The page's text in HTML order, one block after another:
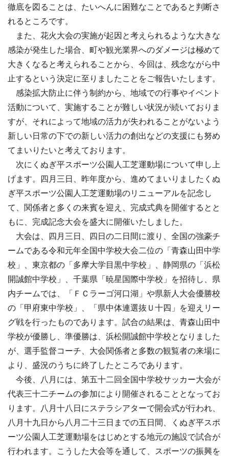
徹底を図ることは、たいへんに困難なことであると判断さ
れるところです。
また、花火大会の実施が起因と考えられるような大きな
感染が発生した場合、町や観光業界へのダメージは極めて
大きくなると考えられることから、今回は、残念ながら中
止するという決定に至りましたことをご報告いたします。
感染拡大防止に伴う制約から、地域での行事やイベント
活動について、実施することが難しい状況が続いておりま
すが、それによって地域の活力が失われることがないよう
新しい日常の下での新しい活力の創出などの支援にも努め
てまいりたいと考えております。
次にくぬぎ平スポーツ公園人工芝運動場について申し上
げます。四月三日、昨年度から、進めてまいりましたくぬ
ぎ平スポーツ公園人工芝運動場のリニューアルを記念し
て、関係者と多くの来賓を迎え、完成式典を開催するとと
もに、完成記念大会を盛大に開催いたしました。
大会は、四月三日、四日の二日間に渡り、全国の強豪チ
ームである令和元年全国中学校大会二位の「青森山田中学
校」、東京都の「多摩大学目黒中学校」、静岡県の「浜松
開誠館中学校」、千葉県「暁星国際中学校」を招待し、県
内チームでは、「ＦＣラーゴ河口湖」や県新人大会優勝校
の「甲府東中学校」、「県中体連選抜Ｕ十四」を迎えリー
グ戦を行ったものであります。試合の結果は、青森山田中
学校が優勝し、準優勝は、浜松開誠館中学校となりました
が、選手監督コーチ、大会関係者と多数の観覧者の来場に
より、盛況のうちに終了したところであります。
今後、八月には、第五十二回全国中学校サッカー大会が
代表三十二チームの参加により開催されることとなってお
ります。八月十八日にステラシアターで開会式が行われ、
八月十九日から八月二十三日までの五日間、くぬぎ平スポ
ーツ公園人工芝運動場をはじめとする地元の施設で試合が
行われます。こうした大会等を通して、スポーツの振興を